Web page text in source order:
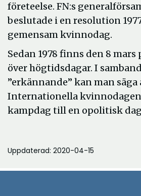
företeelse. FN:s
beslutade i en resolution
gemensam kvinnodag.
Sedan 1978 finns den 8 mars
över högtidsdagar. I
”erkännande” kan man säga
Internationella
kampdag till en opolitisk
Uppdaterad: 2020-04-15